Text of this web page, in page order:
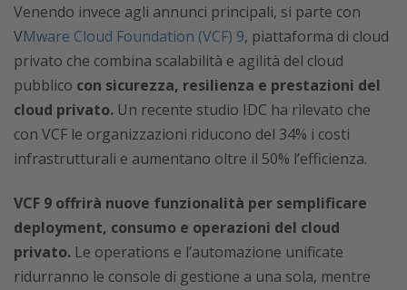
Venendo invece agli annunci principali, si parte con
VMware Cloud Foundation (VCF) 9, piattaforma di cloud
privato che combina scalabilità e agilità del cloud
pubblico con sicurezza, resilienza e prestazioni del
cloud privato. Un recente studio IDC ha rilevato che
con VCF le organizzazioni riducono del 34% i costi
infrastrutturali e aumentano oltre il 50% l’efficienza.
VCF 9 offrirà nuove funzionalità per semplificare
deployment, consumo e operazioni del cloud
privato. Le operations e l’automazione unificate
ridurranno le console di gestione a una sola, mentre